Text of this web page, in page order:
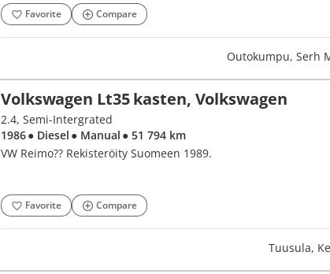
Favorite Compare
Outokumpu, Serh
Volkswagen Lt35 kasten, Volkswagen
2.4, Semi-Intergrated
1986● Diesel ● Manual ● 51 794 km
VW Reimo?? Rekisteröity Suomeen 1989.
Favorite Compare
Tuusula,